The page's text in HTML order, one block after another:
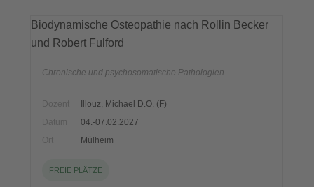
Biodynamische Osteopathie nach Rollin Becker
und Robert Fulford
Chronische und psychosomatische Pathologien
Dozent
Illouz, Michael D.O. (F)
Datum
04.-07.02.2027
Ort
Mülheim
FREIE PLÄTZE